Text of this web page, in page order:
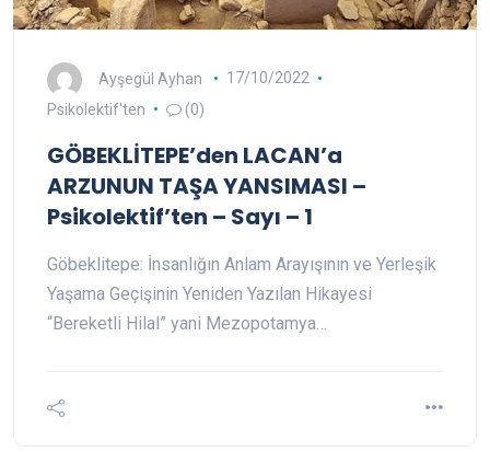
Ayşegül Ayhan
17/10/2022
Psikolektif'ten
(0)
GÖBEKLİTEPE’den LACAN’a
ARZUNUN TAŞA YANSIMASI –
Psikolektif’ten – Sayı – 1
Göbeklitepe: İnsanlığın Anlam Arayışının ve Yerleşik
Yaşama Geçişinin Yeniden Yazılan Hikayesi
“Bereketli Hilal” yani Mezopotamya…